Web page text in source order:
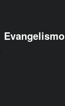
Evangelismo